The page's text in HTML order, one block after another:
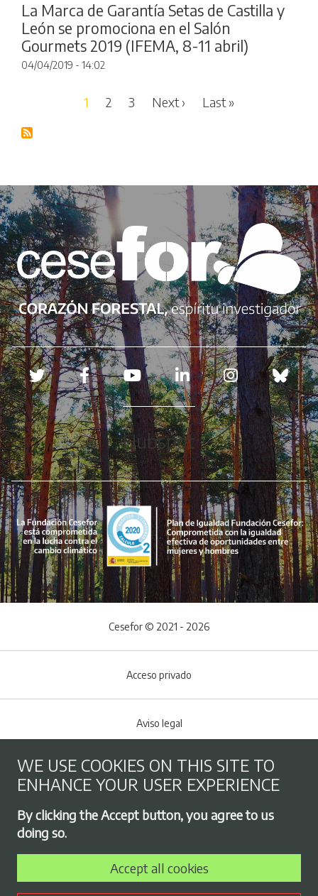
La Marca de Garantía Setas de Castilla y
León se promociona en el Salón
Gourmets 2019 (IFEMA, 8-11 abril)
04/04/2019 - 14:02
Pagination
1 2 3 Next ›Next page
Last »Last page
Redes sociales
Hubspot
Footer menu
Cesefor © 2021 - 2026
Acceso privado
Aviso legal
Cookies policy
Privacy Policy
Employment exchange
WE USE COOKIES ON THIS SITE TO
ENHANCE YOUR USER EXPERIENCE
By clicking the Accept button, you agree to us
doing so.
Accept all cookies